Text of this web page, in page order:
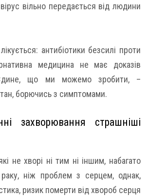
вільно передається від людини
антибіотики безсилі проти
медицина не має доказів
Єдине, що ми можемо зробити, –
борючись з симптомами.
захворювання страшніші
не хворі ні тим ні іншим, набагато
ніж проблем з серцем, однак,
ризик померти від хвороб серця